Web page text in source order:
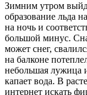
Зимним утром
образование льда
на ночь и
большой минус.
может снег,
на балконе
небольшая лужица
капает вода. В
интернет искать